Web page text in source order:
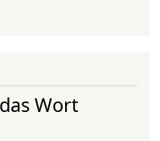
Wort